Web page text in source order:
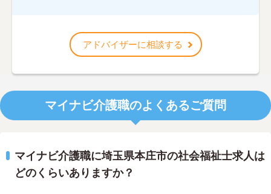
アドバイザーに相談する
マイナビ介護職のよくあるご質問
マイナビ介護職に埼玉県本庄市の社会福祉士求人は
どのくらいありますか？